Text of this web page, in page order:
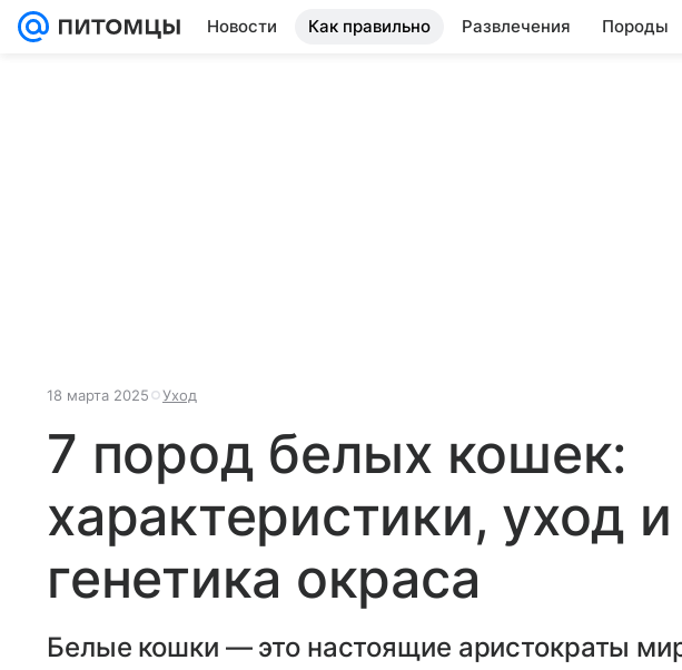
Новости Как правильно Развлечения Породы
18 марта 2025 Уход
7 пород белых кошек:
характеристики, уход и
генетика окраса
Белые кошки — это настоящие аристократы